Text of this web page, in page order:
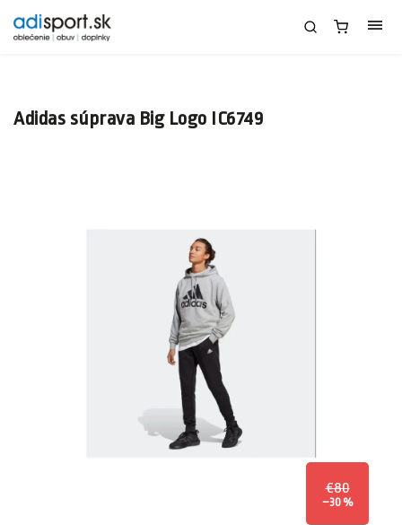
Adidas súprava Big Logo IC6749
€80
–30 %